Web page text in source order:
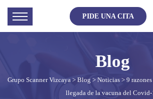
PIDE UNA CITA
Grupo Scanner Vizcaya > Blog > Noticias > 9
llegada de la vacuna del Covid-